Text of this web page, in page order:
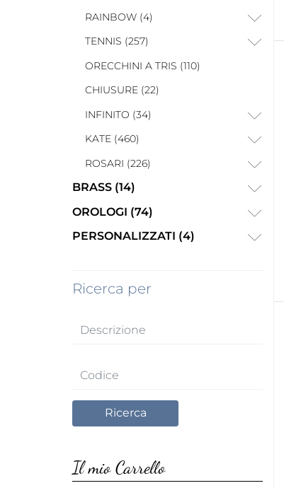
RAINBOW (4)
TENNIS (257)
ORECCHINI A TRIS (110)
CHIUSURE (22)
INFINITO (34)
KATE (460)
ROSARI (226)
BRASS (14)
OROLOGI (74)
PERSONALIZZATI (4)
Ricerca per
Il mio Carrello